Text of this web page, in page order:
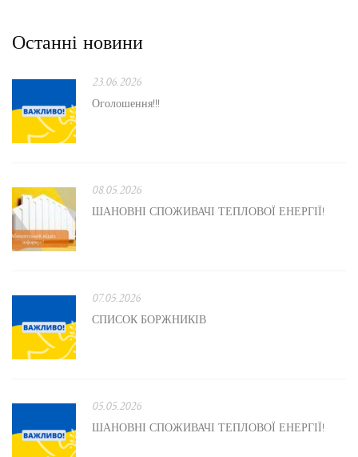
Останні новини
23.06.2026
Оголошення!!!
08.05.2026
ШАНОВНІ СПОЖИВАЧІ ТЕПЛОВОЇ ЕНЕРГІЇ!
07.05.2026
СПИСОК БОРЖНИКІВ
05.05.2026
ШАНОВНІ СПОЖИВАЧІ ТЕПЛОВОЇ ЕНЕРГІЇ!